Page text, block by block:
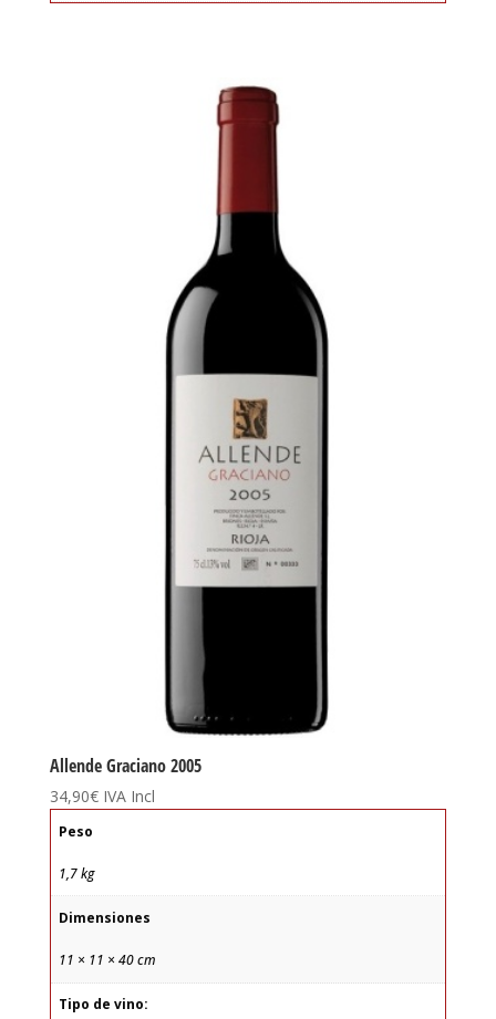
Allende Graciano 2005
34,90€ IVA Incl
Peso
1,7 kg
Dimensiones
11 × 11 × 40 cm
Tipo de vino: